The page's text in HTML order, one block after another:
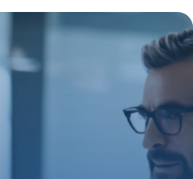
santé spécialisée